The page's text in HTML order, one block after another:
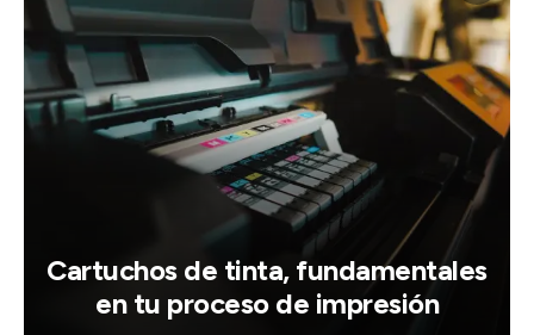
Cartuchos de tinta, fundamentales
en tu proceso de impresión